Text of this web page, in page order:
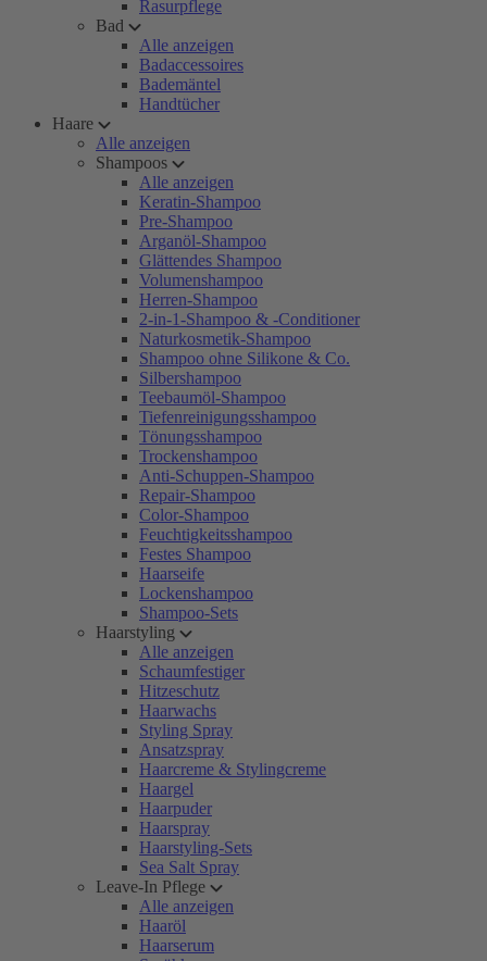
Rasurpflege
Bad
Alle anzeigen
Badaccessoires
Bademäntel
Handtücher
Haare
Alle anzeigen
Shampoos
Alle anzeigen
Keratin-Shampoo
Pre-Shampoo
Arganöl-Shampoo
Glättendes Shampoo
Volumenshampoo
Herren-Shampoo
2-in-1-Shampoo & -Conditioner
Naturkosmetik-Shampoo
Shampoo ohne Silikone & Co.
Silbershampoo
Teebaumöl-Shampoo
Tiefenreinigungsshampoo
Tönungsshampoo
Trockenshampoo
Anti-Schuppen-Shampoo
Repair-Shampoo
Color-Shampoo
Feuchtigkeitsshampoo
Festes Shampoo
Haarseife
Lockenshampoo
Shampoo-Sets
Haarstyling
Alle anzeigen
Schaumfestiger
Hitzeschutz
Haarwachs
Styling Spray
Ansatzspray
Haarcreme & Stylingcreme
Haargel
Haarpuder
Haarspray
Haarstyling-Sets
Sea Salt Spray
Leave-In Pflege
Alle anzeigen
Haaröl
Haarserum